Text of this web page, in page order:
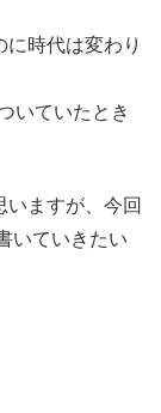
時代は変わり
いていたとき
ますが、今回
いていきたい